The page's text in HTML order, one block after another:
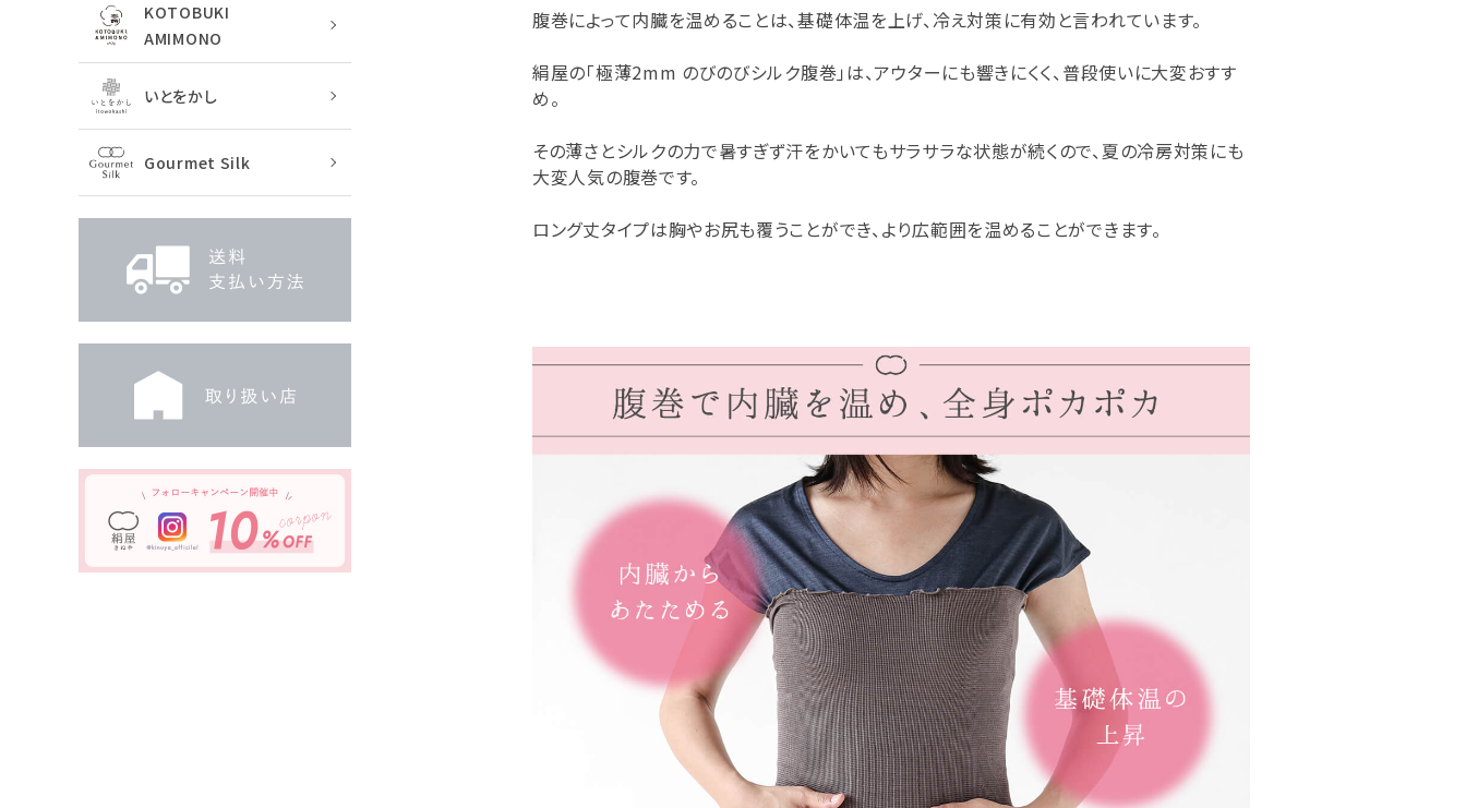
KOTOBUKI
AMIMONO
いとをかし
Gourmet Silk
腹巻によって内臓を温めることは、基礎体温を上げ、冷え対策に有効と言われています。
絹屋の「極薄2mm のびのびシルク腹巻」は、アウターにも響きにくく、普段使いに大変おすす
め。
その薄さとシルクの力で暑すぎず汗をかいてもサラサラな状態が続くので、夏の冷房対策にも
大変人気の腹巻です。
ロング丈タイプは胸やお尻も覆うことができ、より広範囲を温めることができます。